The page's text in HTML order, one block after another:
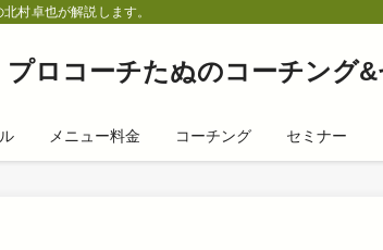
村卓也が解説します。
プロコーチたぬのコーチング
メニュー料金 コーチング セミナー